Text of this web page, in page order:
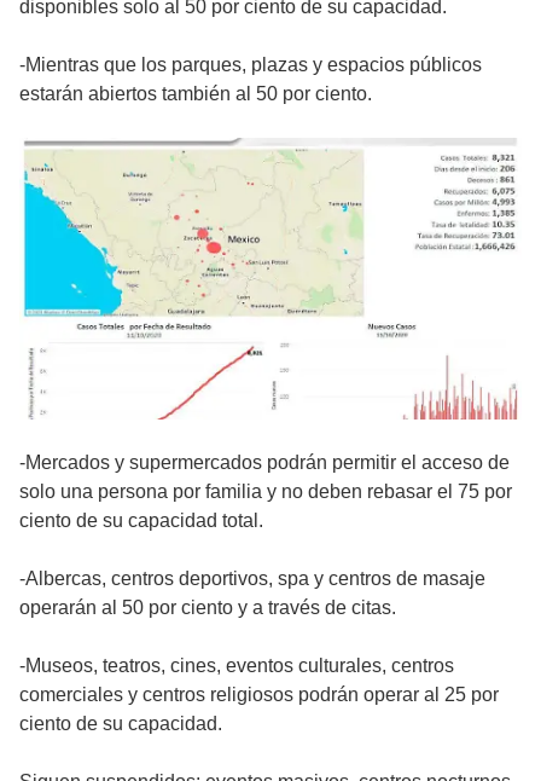
disponibles solo al 50 por ciento de su capacidad.
-Mientras que los parques, plazas y espacios públicos
estarán abiertos también al 50 por ciento.
-Mercados y supermercados podrán permitir el acceso de
solo una persona por familia y no deben rebasar el 75 por
ciento de su capacidad total.
-Albercas, centros deportivos, spa y centros de masaje
operarán al 50 por ciento y a través de citas.
-Museos, teatros, cines, eventos culturales, centros
comerciales y centros religiosos podrán operar al 25 por
ciento de su capacidad.